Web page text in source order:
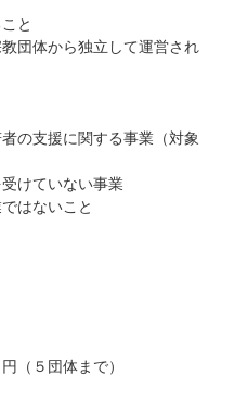
と
団体から独立して運営され
の支援に関する事業（対象
けていない事業
はないこと
（５団体まで）